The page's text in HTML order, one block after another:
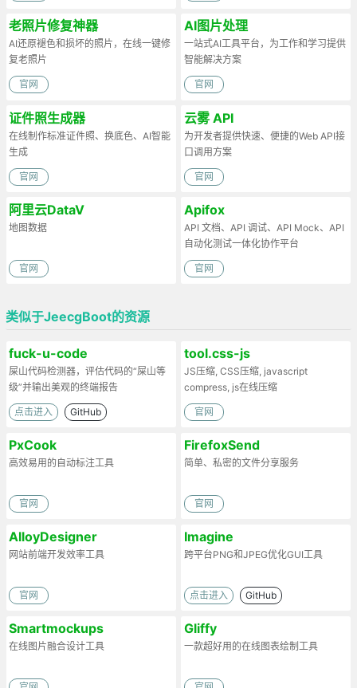
老照片修复神器
AI还原褪色和损坏的照片，在线一键修
复老照片
官网
AI图片处理
一站式AI工具平台，为工作和学习提供
智能解决方案
官网
证件照生成器
在线制作标准证件照、换底色、AI智能
生成
官网
云雾 API
为开发者提供快速、便捷的Web API接
口调用方案
官网
阿里云DataV
地图数据
官网
Apifox
API 文档、API 调试、API Mock、API
自动化测试一体化协作平台
官网
类似于JeecgBoot的资源
fuck-u-code
屎山代码检测器，评估代码的“屎山等
级”并输出美观的终端报告
点击进入 GitHub
tool.css-js
JS压缩, CSS压缩, javascript
compress, js在线压缩
官网
PxCook
高效易用的自动标注工具
官网
FirefoxSend
简单、私密的文件分享服务
官网
AlloyDesigner
网站前端开发效率工具
官网
Imagine
跨平台PNG和JPEG优化GUI工具
点击进入 GitHub
Smartmockups
在线图片融合设计工具
Gliffy
一款超好用的在线图表绘制工具